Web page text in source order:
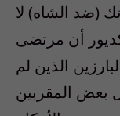
(ضد الشاه) لا
أن مرتضى
الذين لم
بعض المقربين